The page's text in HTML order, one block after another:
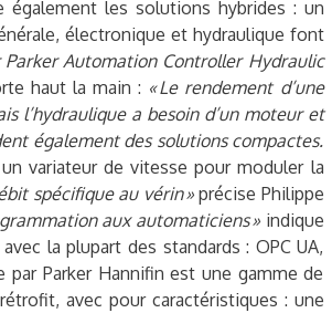
également les solutions hybrides : un
électronique et hydraulique font
Parker Automation Controller Hydraulic
haut la main : « Le rendement d’une
l’hydraulique a besoin d’un moteur et
également des solutions compactes.
variateur de vitesse pour moduler la
spécifique au vérin »précise Philippe
aux automaticiens »indique
la plupart des standards : OPC UA,
par Parker Hannifin est une gamme de
avec pour caractéristiques : une